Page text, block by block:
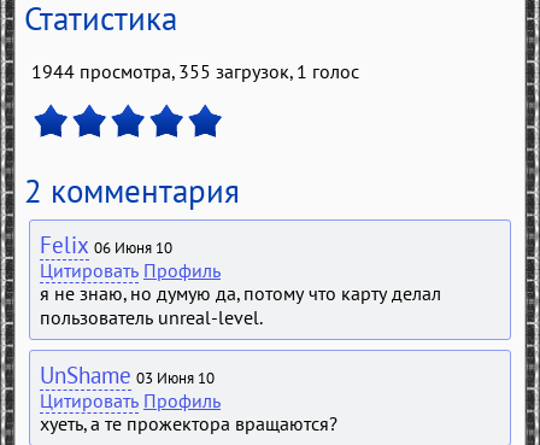
Статистика
1944 просмотра, 355 загрузок, 1 голос
2 комментария
Felix 06 Июня 10
Цитировать Профиль
я не знаю, но думую да, потому что карту делал
пользователь unreal-level.
UnShame 03 Июня 10
Цитировать Профиль
хуеть, а те прожектора вращаются?